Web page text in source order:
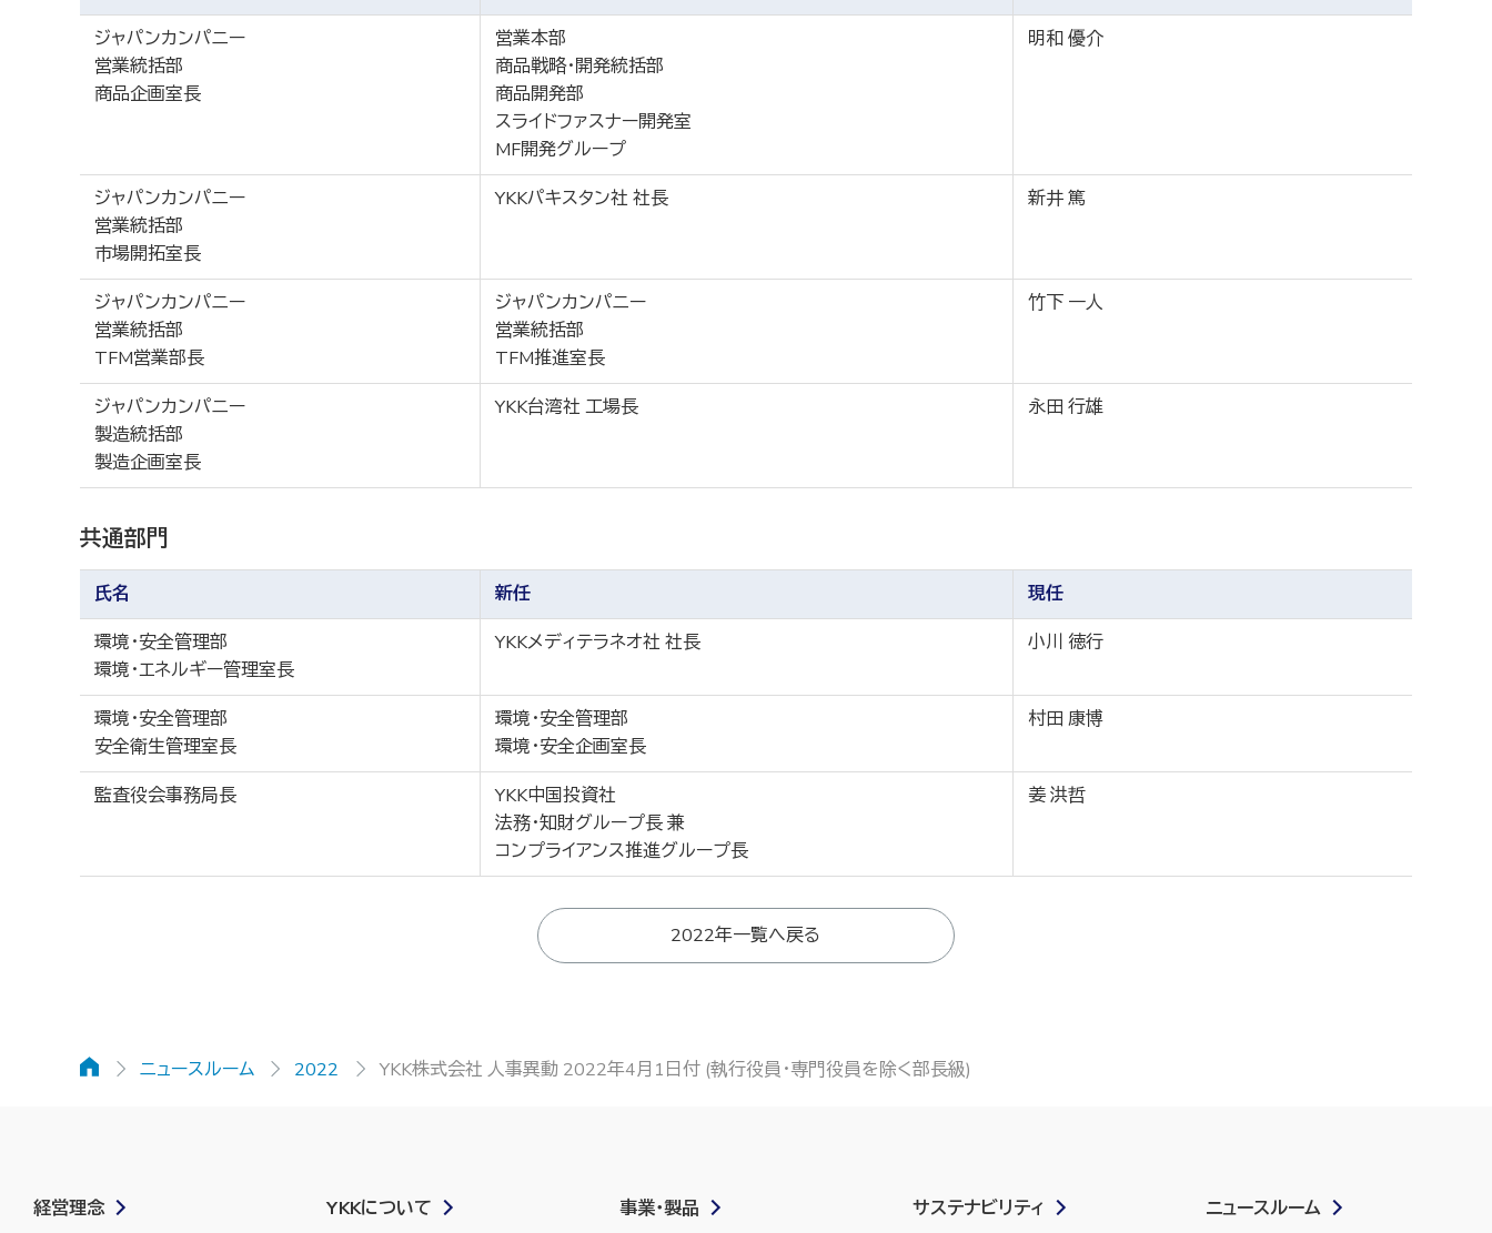
ジャパンカンパニー
営業統括部
商品企画室長
営業本部
商品戦略・開発統括部
商品開発部
スライドファスナー開発室
MF開発グループ
明和 優介
ジャパンカンパニー
営業統括部
市場開拓室長
YKKパキスタン社 社長 新井 篤
ジャパンカンパニー
営業統括部
TFM営業部長
ジャパンカンパニー
営業統括部
TFM推進室長
竹下 一人
ジャパンカンパニー
製造統括部
製造企画室長
YKK台湾社 工場長 永田 行雄
共通部門
氏名 新任
現任
環境・安全管理部
環境・エネルギー管理室長
YKKメディテラネオ社 社長 小川 徳行
環境・安全管理部
安全衛生管理室長
環境・安全管理部
環境・安全企画室長
村田 康博
監査役会事務局長
YKK中国投資社
法務・知財グループ長 兼
コンプライアンス推進グループ長
姜 洪哲
2022年一覧へ戻る
ホームニュースルーム 2022 YKK株式会社 人事異動 2022年4月1日付 (執行役員・専門役員を除く部長級)
経営理念 YKKについて 事業・製品 サステナビリティ
ニュースルーム